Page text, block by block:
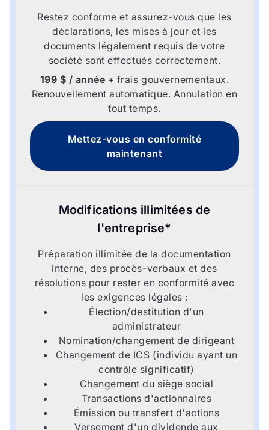
Restez conforme et assurez-vous que les
déclarations, les mises à jour et les
documents légalement requis de votre
société sont effectués correctement.
199 $ / année + frais gouvernementaux.
Renouvellement automatique. Annulation en
tout temps.
Mettez-vous en conformité
maintenant
Modifications illimitées de
l'entreprise*
Préparation illimitée de la documentation
interne, des procès-verbaux et des
résolutions pour rester en conformité avec
les exigences légales :
Élection/destitution d'un
administrateur
Nomination/changement de dirigeant
Changement de ICS (individu ayant un
contrôle significatif)
Changement du siège social
Transactions d'actionnaires
Émission ou transfert d'actions
Versement d'un dividende aux